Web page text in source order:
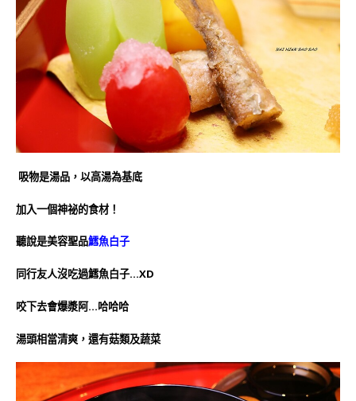
吸物是湯品，以高湯為基底
加入一個神祕的食材！
聽說是美容聖品鱈魚白子
同行友人沒吃過鱈魚白子…XD
咬下去會爆漿阿…哈哈哈
湯頭相當清爽，還有菇類及蔬菜